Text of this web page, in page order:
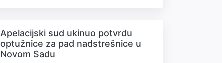
Apelacijski sud ukinuo potvrdu
optužnice za pad nadstrešnice u
Novom Sadu